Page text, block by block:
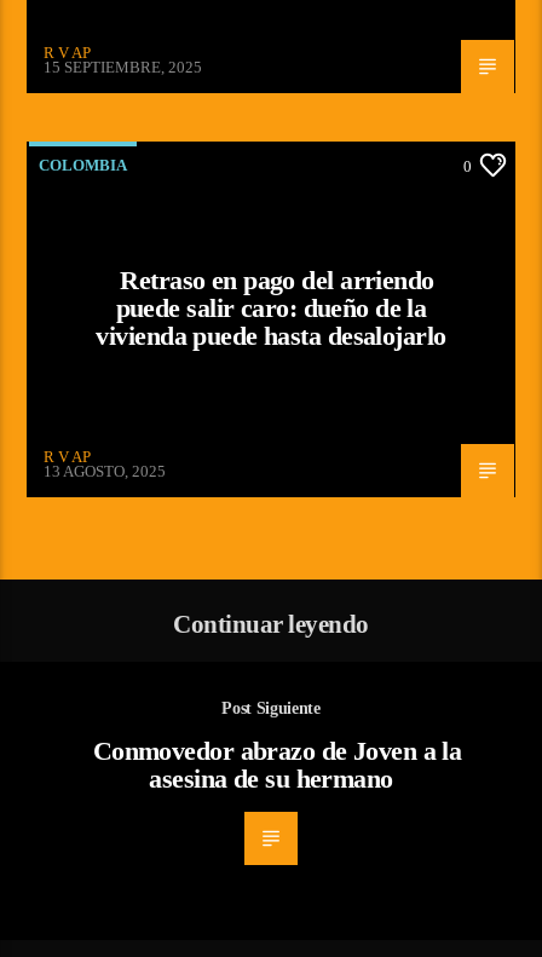
R V AP
15 SEPTIEMBRE, 2025
COLOMBIA 0
Retraso en pago del arriendo
puede salir caro: dueño de la
vivienda puede hasta desalojarlo
R V AP
13 AGOSTO, 2025
Continuar leyendo
Post Siguiente
Conmovedor abrazo de Joven a la
asesina de su hermano